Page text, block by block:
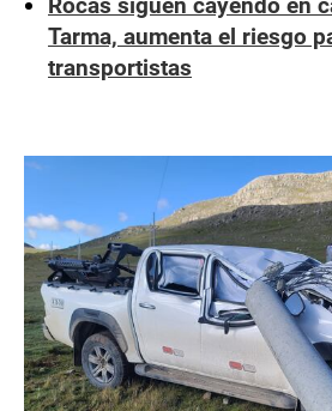
Tarma, aumenta el riesgo
transportistas